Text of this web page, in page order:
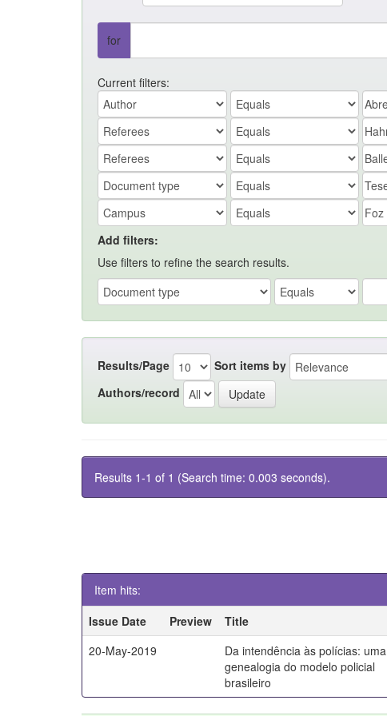
for
Current filters:
Add filters:
Use filters to refine the search results.
Results/Page Sort items by
Authors/record
Results 1-1 of 1 (Search time: 0.003 seconds).
Item hits:
Issue Date
Preview Title
20-May-2019
Da intendência às polícias: uma
genealogia do modelo policial
brasileiro